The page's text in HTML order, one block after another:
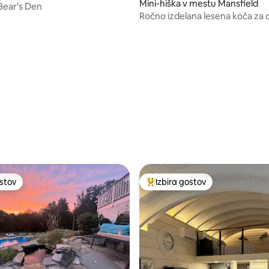
5, št. mnenj: 14
Brooklyn
Den
Mini-hiška v mestu Mansfield
Ročno izdelana lesena koča za
Najbolj priljubljena prenočišča
Izbira gostov